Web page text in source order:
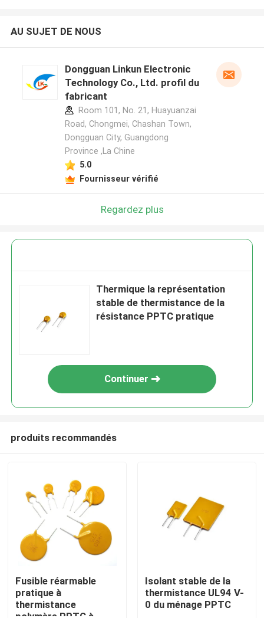
À la maison
AU SUJET DE NOUS
Dongguan Linkun Electronic
Technology Co., Ltd. profil du
fabricant
Room 101, No. 21, Huayuanzai
Road, Chongmei, Chashan Town,
Dongguan City, Guangdong
Province ,La Chine
5.0
Fournisseur vérifié
Regardez plus
Thermique la représentation
stable de thermistance de la
résistance PPTC pratique
Continuer
produits recommandés
Fusible réarmable
pratique à
thermistance
Isolant stable de la
thermistance UL94 V-
0 du ménage PPTC